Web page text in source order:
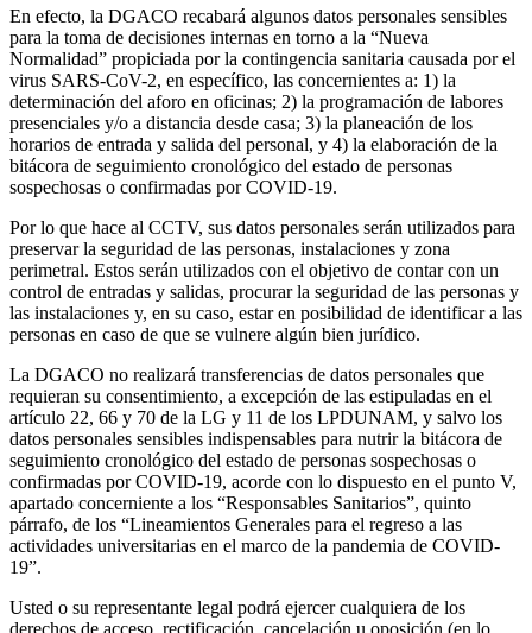
En efecto, la DGACO recabará algunos datos personales sensibles
para la toma de decisiones internas en torno a la “Nueva
Normalidad” propiciada por la contingencia sanitaria causada por el
virus SARS-CoV-2, en específico, las concernientes a: 1) la
determinación del aforo en oficinas; 2) la programación de labores
presenciales y/o a distancia desde casa; 3) la planeación de los
horarios de entrada y salida del personal, y 4) la elaboración de la
bitácora de seguimiento cronológico del estado de personas
sospechosas o confirmadas por COVID-19.
Por lo que hace al CCTV, sus datos personales serán utilizados para
preservar la seguridad de las personas, instalaciones y zona
perimetral. Estos serán utilizados con el objetivo de contar con un
control de entradas y salidas, procurar la seguridad de las personas y
las instalaciones y, en su caso, estar en posibilidad de identificar a las
personas en caso de que se vulnere algún bien jurídico.
La DGACO no realizará transferencias de datos personales que
requieran su consentimiento, a excepción de las estipuladas en el
artículo 22, 66 y 70 de la LG y 11 de los LPDUNAM, y salvo los
datos personales sensibles indispensables para nutrir la bitácora de
seguimiento cronológico del estado de personas sospechosas o
confirmadas por COVID-19, acorde con lo dispuesto en el punto V,
apartado concerniente a los “Responsables Sanitarios”, quinto
párrafo, de los “Lineamientos Generales para el regreso a las
actividades universitarias en el marco de la pandemia de COVID-
19”.
Usted o su representante legal podrá ejercer cualquiera de los